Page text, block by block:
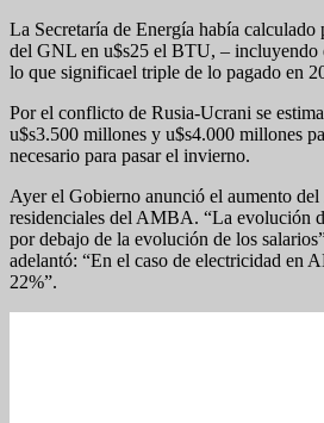
La Secretaría de Energía había
del GNL en u$s25 el BTU, – incluyendo
lo que significael triple de lo pagado en
Por el conflicto de Rusia-Ucrani se
u$s3.500 millones y u$s4.000 millones
necesario para pasar el invierno.
Ayer el Gobierno anunció el aumento del
residenciales del AMBA. “La evolución
por debajo de la evolución de los
adelantó: “En el caso de electricidad en
22%”.